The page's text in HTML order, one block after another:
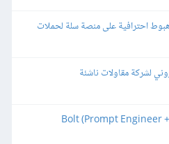
لشركة مقاولات ناشئة